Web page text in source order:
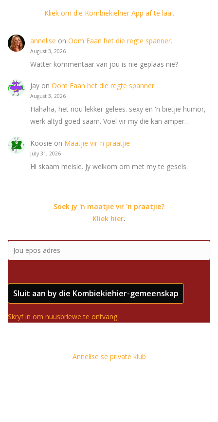
Kliek om die Kombiekiehier App af te laai.
annelise on Oom Faan het die regte spanner.
August 3, 2026
Watter kommentaar van jou is nie geplaas nie?
Jayon Oom Faan het die regte spanner.
August 3, 2026
Hahaha, het nou lekker gelees. sexy en 'n bietjie humor,
werk altyd goed saam. Voel vir my die kan amper…
Koosie on Maatjie vir ‘n praatjie
July 31, 2026
Hi skaam meisie. Jy welkom om met my te gesels.
Soek jy 'n maatjie vir 'n praatjie?
Kliek hier.
Sluit aan by die Kombiekiehier-gemeenskap
Skryf in om nuusbriewe te ontvang.
Annelise se private klub